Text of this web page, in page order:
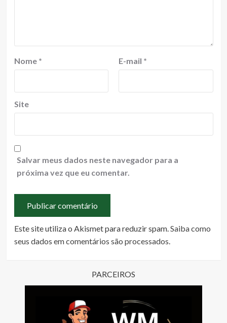
Nome * E-mail *
Site
Salvar meus dados neste navegador para a
próxima vez que eu comentar.
Este site utiliza o Akismet para reduzir spam.Saiba como
seus dados em comentários são processados.
PARCEIROS